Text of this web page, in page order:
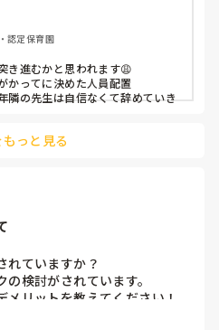
認定保育園
き進むかと思われます😩
かってに決めた人員配置
隣の先生は自信なくて辞めていき
っと見る
れていますか？
検討がされています。
リットを教えてください！